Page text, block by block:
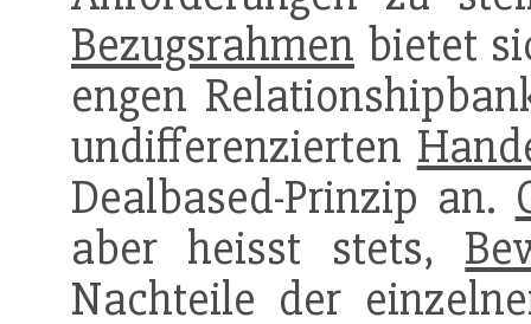
Bezugsrahmen bietet
engen
undifferenzierten
Dealbased-Prinzip an.
aber heisst stets,
Nachteile der